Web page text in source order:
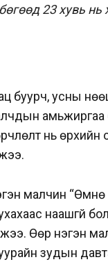
23 хувь
буурч, усны
нь өрхийн
малчин “Өмнө
наашгүй
Өөр нэгэн
зудын